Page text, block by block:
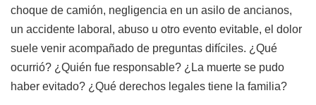
choque de camión, negligencia en un asilo de ancianos,
un accidente laboral, abuso u otro evento evitable, el dolor
suele venir acompañado de preguntas difíciles. ¿Qué
ocurrió? ¿Quién fue responsable? ¿La muerte se pudo
haber evitado? ¿Qué derechos legales tiene la familia?